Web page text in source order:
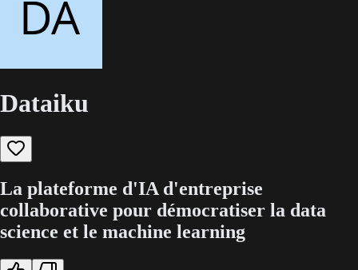
Dataiku
La plateforme d'IA d'entreprise
collaborative pour démocratiser la data
science et le machine learning